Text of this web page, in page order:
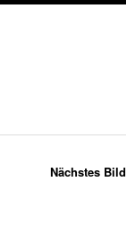
Nächstes Bild